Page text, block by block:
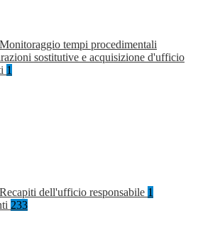
Monitoraggio tempi procedimentali
sostitutive e acquisizione d'ufficio
1
Recapiti dell'ufficio responsabile 1
233